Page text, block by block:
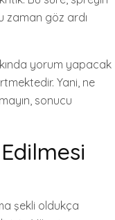
zaman göz ardı
yorum yapacak
Yani, ne
sonucu
şekli oldukça